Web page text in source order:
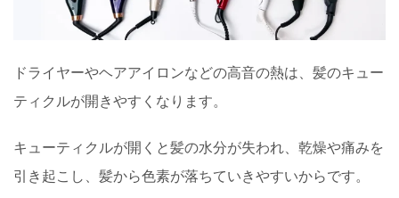
ドライヤーやヘアアイロンなどの高音の熱は、髪のキュー
ティクルが開きやすくなります。
キューティクルが開くと髪の水分が失われ、乾燥や痛みを
引き起こし、髪から色素が落ちていきやすいからです。